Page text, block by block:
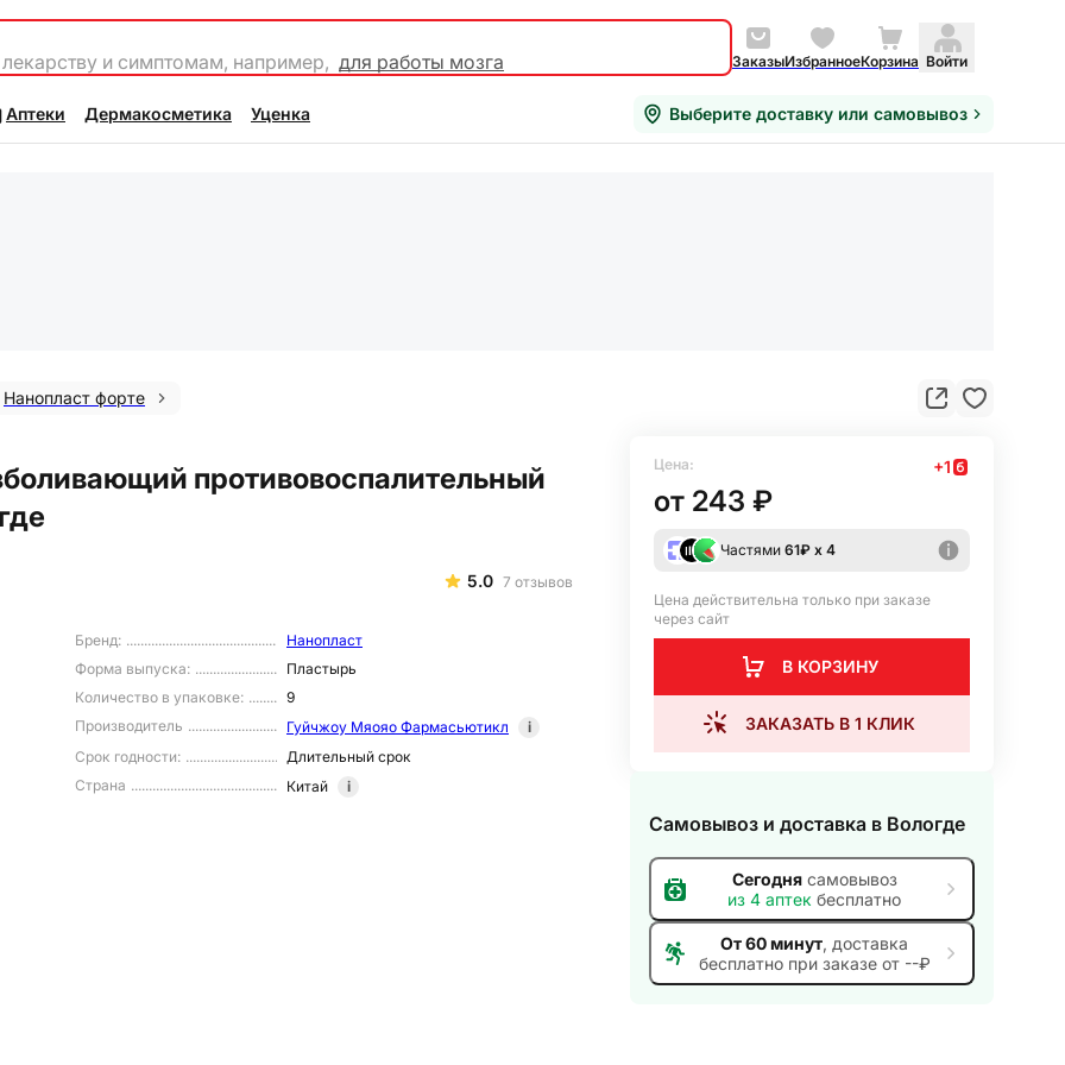
и симптомам, например, для работы мозга ЗаказыИзбранноеКорзина Войти
Аптеки Дермакосметика Уценка Выберите доставку или самовывоз
Нанопласт форте
противовоспалительный
5.0 7 отзывов
Бренд:
Нанопласт
Форма выпуска:
Пластырь
Количество в упаковке:
9
Производитель
Гуйчжоу Мяояо Фармасьютикл
i
Срок годности:
Длительный срок
Страна
Китай i
Цена: +1
от 243 ₽
Частями 61₽ х 4
Цена действительна только при заказе
через сайт
В КОРЗИНУ
ЗАКАЗАТЬ В 1 КЛИК
Самовывоз и доставка в Вологде
Сегоднясамовывоз
из 4 аптек бесплатно
От 60 минут, доставка
бесплатно при заказе от --₽